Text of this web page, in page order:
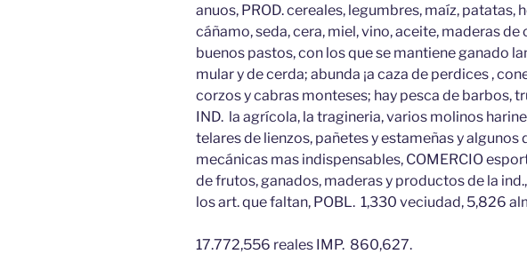
anuos, PROD. cereales, legumbres, maíz, patatas,
cáñamo, seda, cera, miel, vino, aceite, maderas
buenos pastos, con los que se mantiene ganado
mular y de cerda; abunda ¡a caza de perdices ,
corzos y cabras monteses; hay pesca de barbos,
IND. la agrícola, la tragineria, varios molinos
telares de lienzos, pañetes y estameñas y algunos
mecánicas mas indispensables, COMERCIO
de frutos, ganados, maderas y productos de la
los art. que faltan, POBL. 1,330 veciudad, 5,826
17.772,556 reales IMP. 860,627.